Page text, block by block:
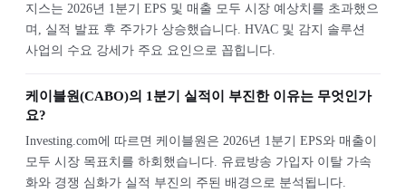
지스는 2026년 1분기 EPS 및 매출 모두 시장 예상치를 초과했으
며, 실적 발표 후 주가가 상승했습니다. HVAC 및 감지 솔루션
사업의 수요 강세가 주요 요인으로 꼽힙니다.
케이블원(CABO)의 1분기 실적이 부진한 이유는 무엇인가
요?
Investing.com에 따르면 케이블원은 2026년 1분기 EPS와 매출이
모두 시장 목표치를 하회했습니다. 유료방송 가입자 이탈 가속
화와 경쟁 심화가 실적 부진의 주된 배경으로 분석됩니다.